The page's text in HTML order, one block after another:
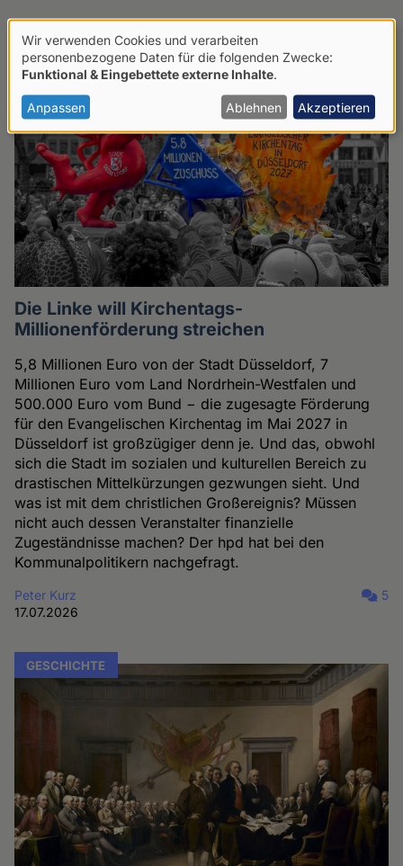
VOR ORT
Die Linke will Kirchentags-
Millionenförderung streichen
5,8 Millionen Euro von der Stadt Düsseldorf, 7
Millionen Euro vom Land Nordrhein-Westfalen und
500.000 Euro vom Bund − die zugesagte Förderung
für den Evangelischen Kirchentag im Mai 2027 in
Düsseldorf ist großzügiger denn je. Und das, obwohl
sich die Stadt im sozialen und kulturellen Bereich zu
drastischen Mittelkürzungen gezwungen sieht. Und
was ist mit dem christlichen Großereignis? Müssen
nicht auch dessen Veranstalter finanzielle
Zugeständnisse machen? Der hpd hat bei den
Kommunalpolitikern nachgefragt.
Peter Kurz
17.07.2026
5
GESCHICHTE
Verwendung
von
personenbezogenen
Daten
und
Cookies
Wir verwenden Cookies und verarbeiten
personenbezogene Daten für die folgenden Zwecke:
Funktional & Eingebettete externe Inhalte.
Anpassen Ablehnen Akzeptieren